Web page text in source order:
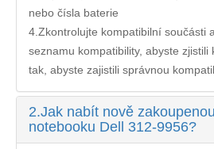
nebo čísla baterie
4.Zkontrolujte kompatibilní součásti
seznamu kompatibility, abyste zjistili
tak, abyste zajistili správnou
2.Jak nabít nově
notebooku Dell 312-9956?